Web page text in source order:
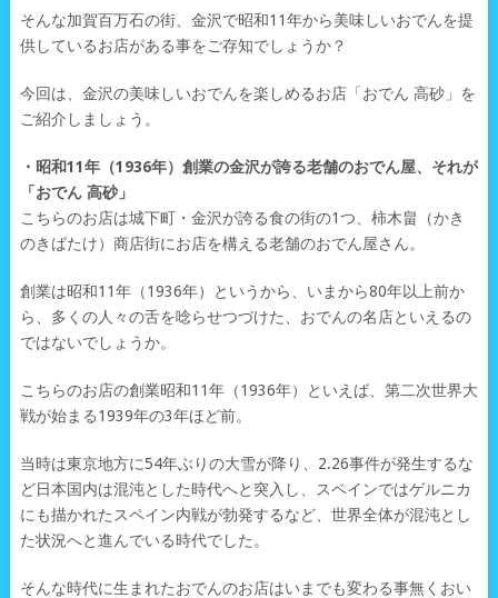
そんな加賀百万石の街、金沢で昭和11年から美味しいおでんを提
供しているお店がある事をご存知でしょうか？
今回は、金沢の美味しいおでんを楽しめるお店「おでん 高砂」を
ご紹介しましょう。
・昭和11年（1936年）創業の金沢が誇る老舗のおでん屋、それが
「おでん 高砂」
こちらのお店は城下町・金沢が誇る食の街の1つ、柿木畠（かき
のきばたけ）商店街にお店を構える老舗のおでん屋さん。
創業は昭和11年（1936年）というから、いまから80年以上前か
ら、多くの人々の舌を唸らせつづけた、おでんの名店といえるの
ではないでしょうか。
こちらのお店の創業昭和11年（1936年）といえば、第二次世界大
戦が始まる1939年の3年ほど前。
当時は東京地方に54年ぶりの大雪が降り、2.26事件が発生するな
ど日本国内は混沌とした時代へと突入し、スペインではゲルニカ
にも描かれたスペイン内戦が勃発するなど、世界全体が混沌とし
た状況へと進んでいる時代でした。
そんな時代に生まれたおでんのお店はいまでも変わる事無くおい